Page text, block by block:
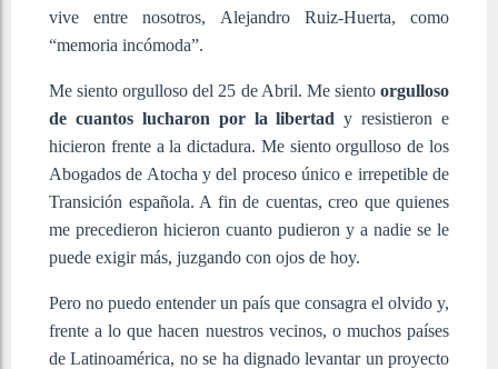
vive entre nosotros, Alejandro Ruiz-Huerta, como
“memoria incómoda”.
Me siento orgulloso del 25 de Abril. Me siento orgulloso
de cuantos lucharon por la libertad y resistieron e
hicieron frente a la dictadura. Me siento orgulloso de los
Abogados de Atocha y del proceso único e irrepetible de
Transición española. A fin de cuentas, creo que quienes
me precedieron hicieron cuanto pudieron y a nadie se le
puede exigir más, juzgando con ojos de hoy.
Pero no puedo entender un país que consagra el olvido y,
frente a lo que hacen nuestros vecinos, o muchos países
de Latinoamérica, no se ha dignado levantar un proyecto